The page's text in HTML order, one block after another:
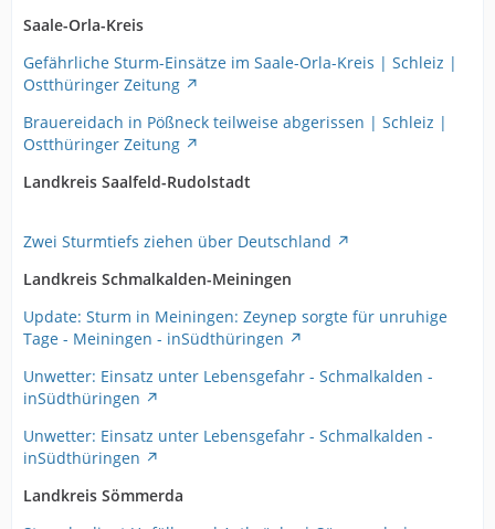
Saale-Orla-Kreis
Gefährliche Sturm-Einsätze im Saale-Orla-Kreis | Schleiz |
Ostthüringer Zeitung
Brauereidach in Pößneck teilweise abgerissen | Schleiz |
Ostthüringer Zeitung
Landkreis Saalfeld-Rudolstadt
Zwei Sturmtiefs ziehen über Deutschland
Landkreis Schmalkalden-Meiningen
Update: Sturm in Meiningen: Zeynep sorgte für unruhige
Tage - Meiningen - inSüdthüringen
Unwetter: Einsatz unter Lebensgefahr - Schmalkalden -
inSüdthüringen
Unwetter: Einsatz unter Lebensgefahr - Schmalkalden -
inSüdthüringen
Landkreis Sömmerda